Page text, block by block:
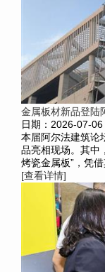
金属板材新品登陆
日期：2026-07-06
本届阿尔法建筑论
品亮相现场。其中
烤瓷金属板”，凭
[查看详情]